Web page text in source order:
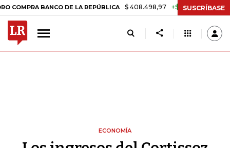
BANCO DE LA REPÚBLICA $ 408.498,97 +$ 8.753,81 +2,19%
SUSCRÍBASE
ECONOMÍA